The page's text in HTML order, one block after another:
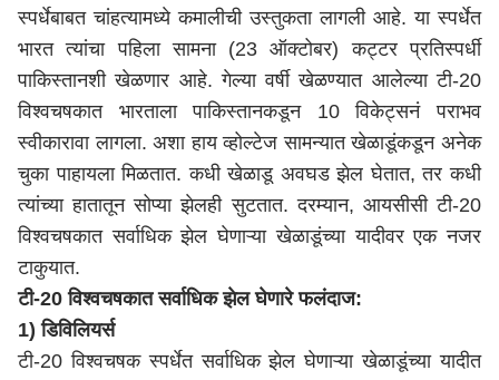
स्पर्धेबाबत चांहत्यामध्ये कमालीची उस्तुकता लागली आहे. या स्पर्धेत
भारत त्यांचा पहिला सामना (23 ऑक्टोबर) कट्टर प्रतिस्पर्धी
पाकिस्तानशी खेळणार आहे. गेल्या वर्षी खेळण्यात आलेल्या टी-20
विश्वचषकात भारताला पाकिस्तानकडून 10 विकेट्सनं पराभव
स्वीकारावा लागला. अशा हाय व्होल्टेज सामन्यात खेळाडूंकडून अनेक
चुका पाहायला मिळतात. कधी खेळाडू अवघड झेल घेतात, तर कधी
त्यांच्या हातातून सोप्या झेलही सुटतात. दरम्यान, आयसीसी टी-20
विश्वचषकात सर्वाधिक झेल घेणाऱ्या खेळाडूंच्या यादीवर एक नजर
टाकुयात.
टी-20 विश्वचषकात सर्वाधिक झेल घेणारे फलंदाज:
1) डिविलियर्स
टी-20 विश्वचषक स्पर्धेत सर्वाधिक झेल घेणाऱ्या खेळाडूंच्या यादीत